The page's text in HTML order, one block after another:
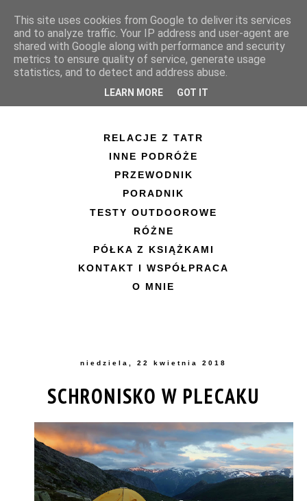
RELACJE Z TATR
INNE PODRÓŻE
PRZEWODNIK
PORADNIK
TESTY OUTDOOROWE
RÓŻNE
PÓŁKA Z KSIĄŻKAMI
KONTAKT I WSPÓŁPRACA
O MNIE
niedziela, 22 kwietnia 2018
SCHRONISKO W PLECAKU
This site uses cookies from Google to deliver its services
and to analyze traffic. Your IP address and user-agent are
shared with Google along with performance and security
metrics to ensure quality of service, generate usage
statistics, and to detect and address abuse.
LEARN MORE GOT IT